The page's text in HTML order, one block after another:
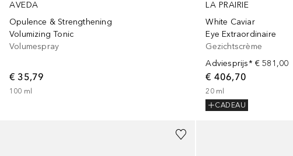
AVEDA
Opulence & Strengthening
Volumizing Tonic
Volumespray
€ 35,79
100 ml
LA PRAIRIE
White Caviar
Eye Extraordinaire
Gezichtscrème
Adviesprijs* € 581,00
€ 406,70
20 ml
CADEAU